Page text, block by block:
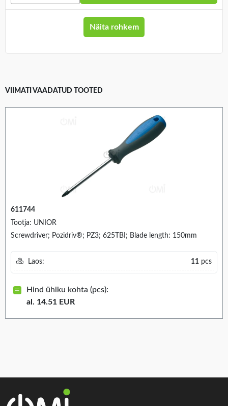
Näita rohkem
VIIMATI VAADATUD TOOTED
611744
Tootja: UNIOR
Screwdriver; Pozidriv®; PZ3; 625TBI; Blade length: 150mm
Laos: 11 pcs
Hind ühiku kohta (pcs):
al. 14.51 EUR